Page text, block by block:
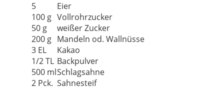
5
Eier
100 g Vollrohrzucker
50 g
weißer Zucker
200 g Mandeln od. Wallnüsse
3 EL
Kakao
1/2 TL Backpulver
500 mlSchlagsahne
2 Pck. Sahnesteif